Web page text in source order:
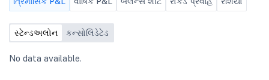
જગ્યા ભરવા માટે કંપનીના
સ્ટેન્ડઅલોન કન્સોલિડેટેડ
No data available.